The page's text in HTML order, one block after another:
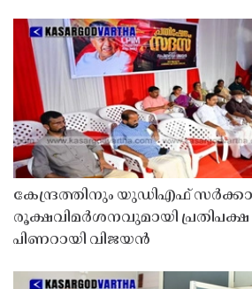
കേന്ദ്രത്തിനും യുഡിഎഫ്
രൂക്ഷവിമർശനവുമായി
പിണറായി വിജയൻ